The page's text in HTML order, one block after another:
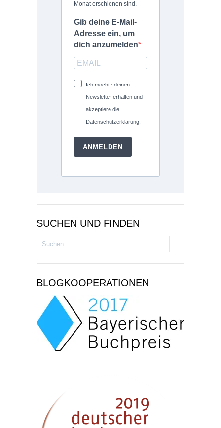
Monat erschienen sind.
Gib deine E-Mail-
Adresse ein, um
dich anzumelden
Ich möchte deinen
Newsletter erhalten und
akzeptiere die
Datenschutzerklärung.
ANMELDEN
SUCHEN UND FINDEN
Suchen
nach:
BLOGKOOPERATIONEN